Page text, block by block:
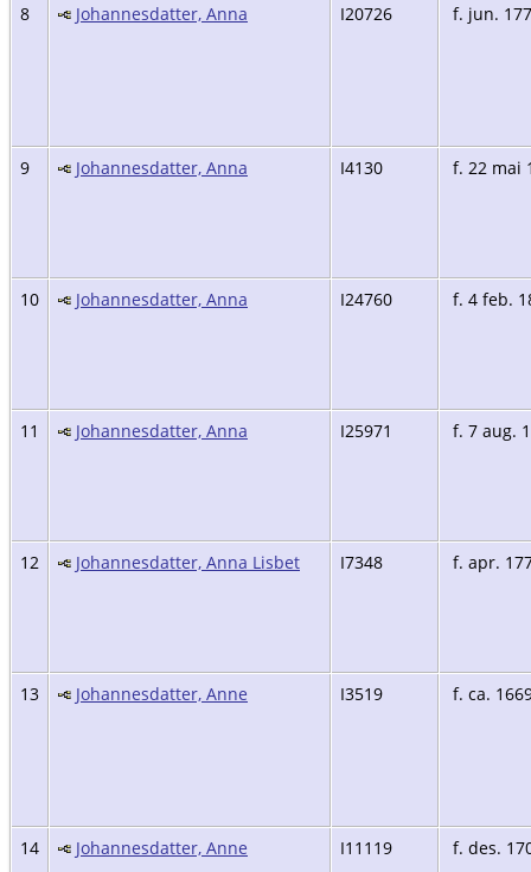
8 Johannesdatter, Anna I20726 f. jun.
9 Johannesdatter, Anna I4130 f. 22 mai
10 Johannesdatter, Anna I24760 f. 4 feb.
11 Johannesdatter, Anna I25971 f. 7 aug.
12 Johannesdatter, Anna Lisbet I7348 f. apr.
13 Johannesdatter, Anne I3519 f. ca.
14 Johannesdatter, Anne I11119 f. des.